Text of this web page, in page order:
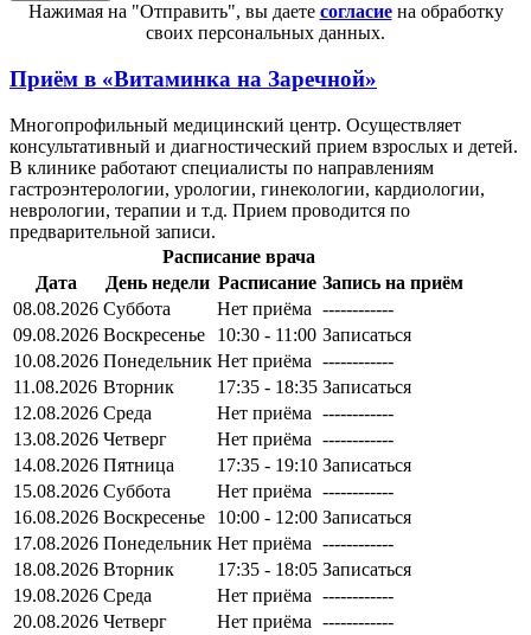
Нажимая на "Отправить", вы даете согласиена обработку
своих персональных данных.
Приём в «Витаминка на Заречной»
Многопрофильный медицинский центр. Осуществляет
консультативный и диагностический прием взрослых и детей.
В клинике работают специалисты по направлениям
гастроэнтерологии, урологии, гинекологии, кардиологии,
неврологии, терапии и т.д. Прием проводится по
предварительной записи.
Расписание врача
Дата
День недели Расписание Запись на приём
08.08.2026 Суббота Нет приёма ------------
09.08.2026 Воскресенье 10:30 - 11:00 Записаться
10.08.2026 Понедельник Нет приёма ------------
11.08.2026 Вторник 17:35 - 18:35 Записаться
12.08.2026 Среда Нет приёма ------------
13.08.2026 Четверг Нет приёма ------------
14.08.2026 Пятница 17:35 - 19:10 Записаться
15.08.2026 Суббота Нет приёма ------------
16.08.2026 Воскресенье 10:00 - 12:00 Записаться
17.08.2026 Понедельник Нет приёма ------------
18.08.2026 Вторник 17:35 - 18:05 Записаться
19.08.2026 Среда Нет приёма ------------
20.08.2026 Четверг Нет приёма ------------